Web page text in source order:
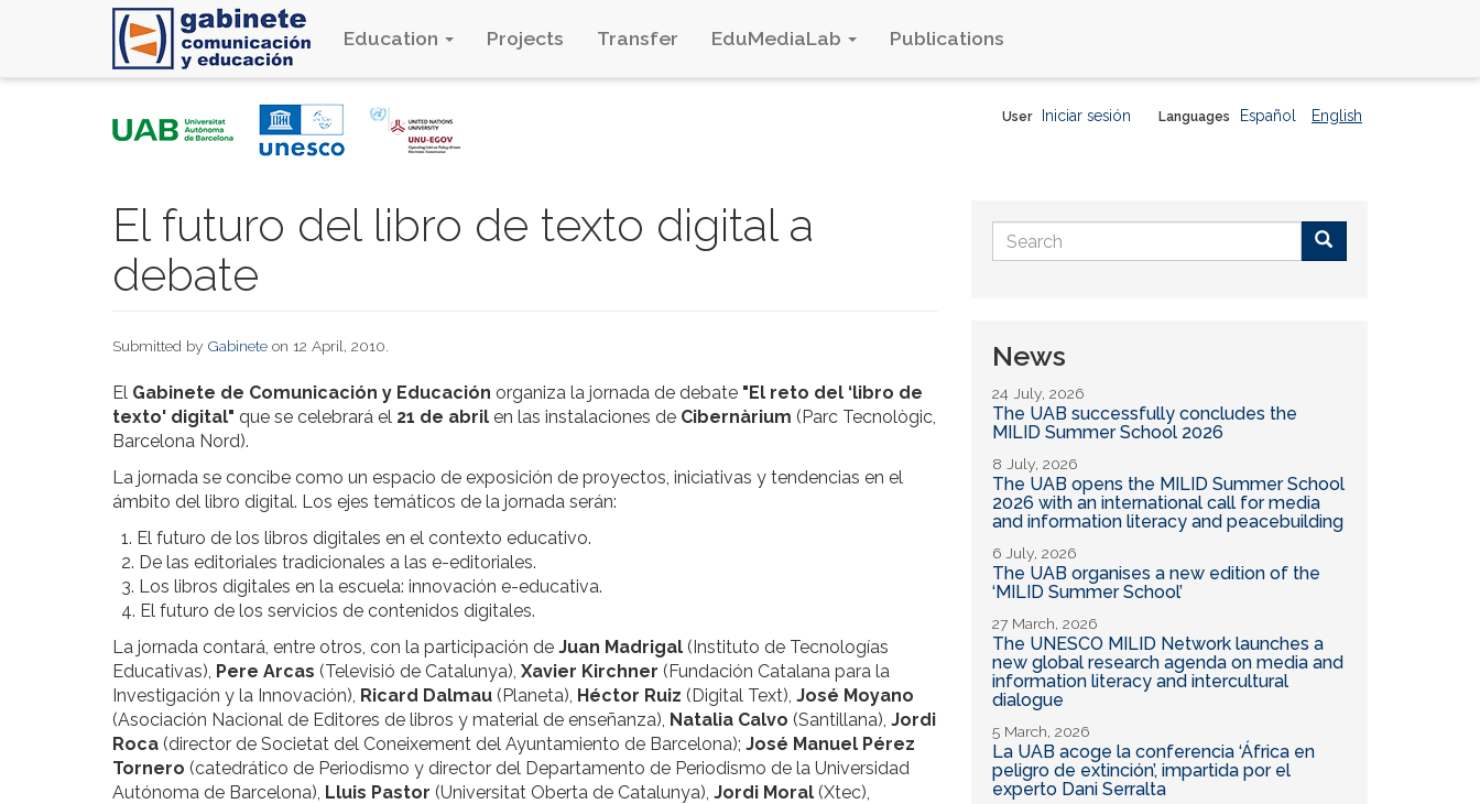
Education Projects Transfer EduMediaLab Publications
Languages Español English
User Iniciar sesión
El futuro del libro de texto digital a
debate
Submitted by Gabinete on 12 April, 2010.
El Gabinete de Comunicación y Educación organiza la jornada de debate "El reto del ‘libro de
texto' digital" que se celebrará el 21 de abril en las instalaciones de Cibernàrium (Parc Tecnològic,
Barcelona Nord).
La jornada se concibe como un espacio de exposición de proyectos, iniciativas y tendencias en el
ámbito del libro digital. Los ejes temáticos de la jornada serán:
1. El futuro de los libros digitales en el contexto educativo.
2. De las editoriales tradicionales a las e-editoriales.
3. Los libros digitales en la escuela: innovación e-educativa.
4. El futuro de los servicios de contenidos digitales.
La jornada contará, entre otros, con la participación de Juan Madrigal (Instituto de Tecnologías
Educativas), Pere Arcas (Televisió de Catalunya), Xavier Kirchner (Fundación Catalana para la
Investigación y la Innovación), Ricard Dalmau (Planeta), Héctor Ruiz (Digital Text), José Moyano
(Asociación Nacional de Editores de libros y material de enseñanza), Natalia Calvo (Santillana), Jordi
Roca (director de Societat del Coneixement del Ayuntamiento de Barcelona); José Manuel Pérez
Tornero (catedrático de Periodismo y director del Departamento de Periodismo de la Universidad
Autónoma de Barcelona), Lluis Pastor (Universitat Oberta de Catalunya), Jordi Moral (Xtec),
Search
form
News
24 July, 2026
The UAB successfully concludes the
MILID Summer School 2026
8 July, 2026
The UAB opens the MILID Summer School
2026 with an international call for media
and information literacy and peacebuilding
6 July, 2026
The UAB organises a new edition of the
‘MILID Summer School’
27 March, 2026
The UNESCO MILID Network launches a
new global research agenda on media and
information literacy and intercultural
dialogue
5 March, 2026
La UAB acoge la conferencia ‘África en
peligro de extinción’, impartida por el
experto Dani Serralta